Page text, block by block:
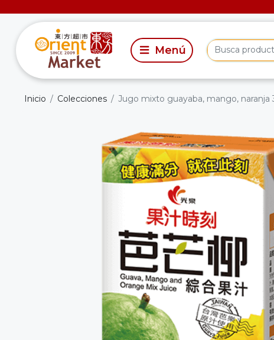
Inicio Colecciones Jugo mixto guayaba, mango, naranja